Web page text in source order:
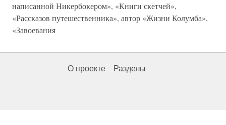
написанной Никербокером», «Книги скетчей»,
«Рассказов путешественника», автор «Жизни Колумба»,
«Завоевания
О проекте Разделы